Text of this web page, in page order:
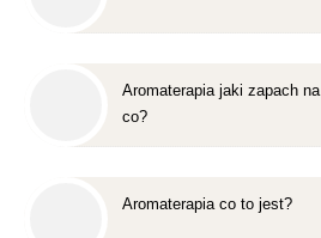
Aromaterapia jaki zapach na
co?
Aromaterapia co to jest?